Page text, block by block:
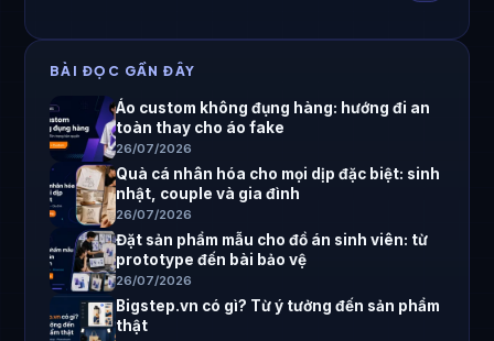
BÀI ĐỌC GẦN ĐÂY
Áo custom không đụng hàng: hướng đi an
toàn thay cho áo fake
26/07/2026
Quà cá nhân hóa cho mọi dịp đặc biệt: sinh
nhật, couple và gia đình
26/07/2026
Đặt sản phẩm mẫu cho đồ án sinh viên: từ
prototype đến bài bảo vệ
26/07/2026
Bigstep.vn có gì? Từ ý tưởng đến sản phẩm
thật